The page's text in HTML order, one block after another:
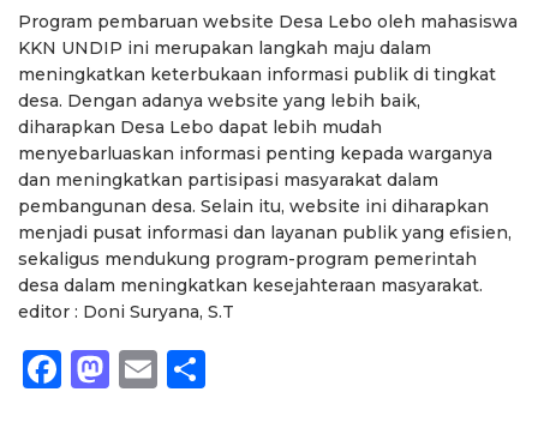
Program pembaruan website Desa Lebo oleh mahasiswa
KKN UNDIP ini merupakan langkah maju dalam
meningkatkan keterbukaan informasi publik di tingkat
desa. Dengan adanya website yang lebih baik,
diharapkan Desa Lebo dapat lebih mudah
menyebarluaskan informasi penting kepada warganya
dan meningkatkan partisipasi masyarakat dalam
pembangunan desa. Selain itu, website ini diharapkan
menjadi pusat informasi dan layanan publik yang efisien,
sekaligus mendukung program-program pemerintah
desa dalam meningkatkan kesejahteraan masyarakat.
editor : Doni Suryana, S.T
Facebook
Mastodon
Email